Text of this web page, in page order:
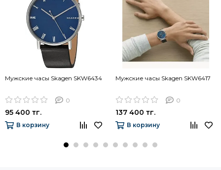
Мужские часы Skagen SKW6434
0
95 400 тг.
В корзину
Мужские часы Skagen SKW6417
0
137 400 тг.
В корзину